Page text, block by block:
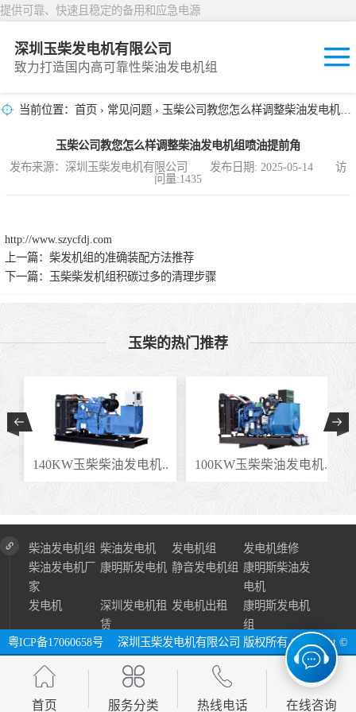
提供可靠、快速且稳定的备用和应急电源
深圳玉柴发电机有限公司
致力打造国内高可靠性柴油发电机组
当前位置： 首页 › 常见问题 › 玉柴公司教您怎么样调整柴油发电机组喷油提前角
玉柴公司教您怎么样调整柴油发电机组喷油提前角
发布来源：深圳玉柴发电机有限公司 发布日期: 2025-05-14 访
问量:1435
http://www.szycfdj.com
上一篇： 柴发机组的准确装配方法推荐
下一篇：
玉柴柴发机组积碳过多的清理步骤
玉柴的热门推荐
140KW玉柴柴油发电机.. 100KW玉柴柴油发电机..
柴油发电机组 柴油发电机 发电机组
发电机维修
柴油发电机厂
家
康明斯发电机 静音发电机组 康明斯柴油发
电机
发电机
深圳发电机租
赁
发电机出租
康明斯发电机
组
粤ICP备17060658号
深圳玉柴发电机有限公司 版权所有 Copyright ©
2024 All Right Reserve ⓔ 网址：http://www.szycfdj.com网站地图
首页 服务分类 热线电话 在线咨询
固定开放式
封闭撬装式